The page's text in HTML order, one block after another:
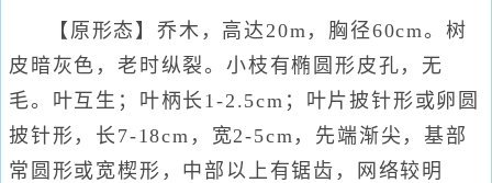
【原形态】乔木，高达20m，胸径60cm。树
皮暗灰色，老时纵裂。小枝有椭圆形皮孔，无
毛。叶互生；叶柄长1-2.5cm；叶片披针形或卵圆
披针形，长7-18cm，宽2-5cm，先端渐尖，基部
常圆形或宽楔形，中部以上有锯齿，网络较明